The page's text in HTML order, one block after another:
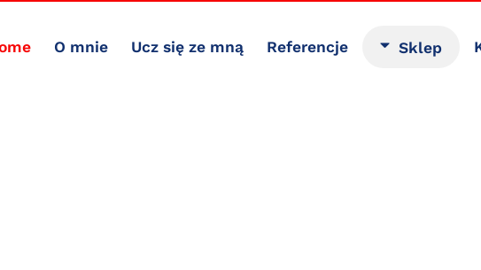
O mnie Ucz się ze mną Referencje Sklep